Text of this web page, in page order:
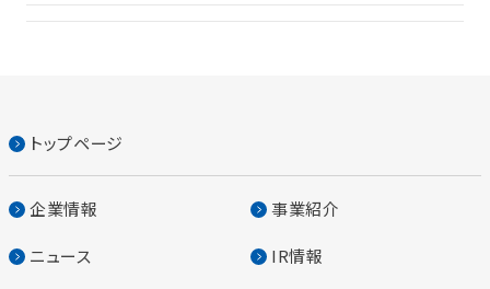
トップページ
企業情報 事業紹介
ニュース IR情報